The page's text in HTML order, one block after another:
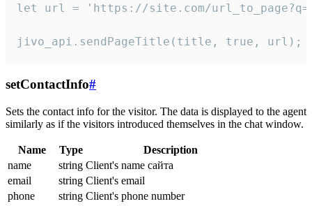
let url = 'https://site.com/
jivo_api.sendPageTitle(title, true, url);
setContactInfo#
Sets the contact info for the visitor. The data is displayed to the agent
similarly as if the visitors introduced themselves in the chat window.
Name Type
Description
name
string Client's name сайта
email
string Client's email
phone
string Client's phone number